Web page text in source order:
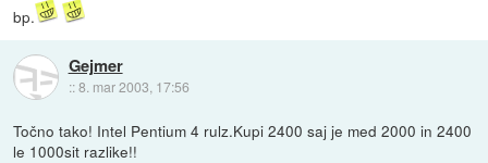
bp.
Gejmer
::8. mar 2003, 17:56
Točno tako! Intel Pentium 4 rulz.Kupi 2400 saj je med 2000 in 2400
le 1000sit razlike!!